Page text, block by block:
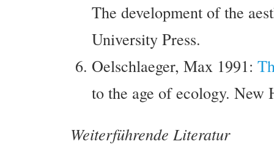
The development of the
University Press.
Oelschlaeger, Max 1991:
to the age of ecology. New
Weiterführende Literatur